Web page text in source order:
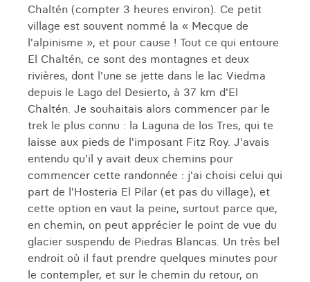
Chaltén (compter 3 heures environ). Ce petit
village est souvent nommé la « Mecque de
l'alpinisme », et pour cause ! Tout ce qui entoure
El Chaltén, ce sont des montagnes et deux
rivières, dont l'une se jette dans le lac Viedma
depuis le Lago del Desierto, à 37 km d'El
Chaltén. Je souhaitais alors commencer par le
trek le plus connu : la Laguna de los Tres, qui te
laisse aux pieds de l'imposant Fitz Roy. J'avais
entendu qu'il y avait deux chemins pour
commencer cette randonnée : j'ai choisi celui qui
part de l'Hosteria El Pilar (et pas du village), et
cette option en vaut la peine, surtout parce que,
en chemin, on peut apprécier le point de vue du
glacier suspendu de Piedras Blancas. Un très bel
endroit où il faut prendre quelques minutes pour
le contempler, et sur le chemin du retour, on